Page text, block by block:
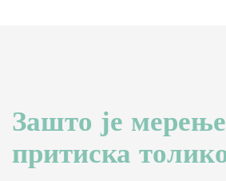
Зашто је
притиска